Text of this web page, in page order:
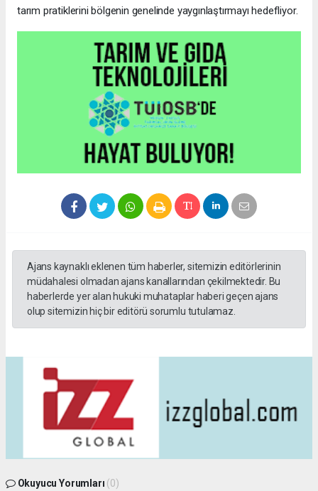
tarım pratiklerini bölgenin genelinde yaygınlaştırmayı hedefliyor.
Ajans kaynaklı eklenen tüm haberler, sitemizin editörlerinin
müdahalesi olmadan ajans kanallarından çekilmektedir. Bu
haberlerde yer alan hukuki muhataplar haberi geçen ajans
olup sitemizin hiç bir editörü sorumlu tutulamaz.
Okuyucu Yorumları (0)